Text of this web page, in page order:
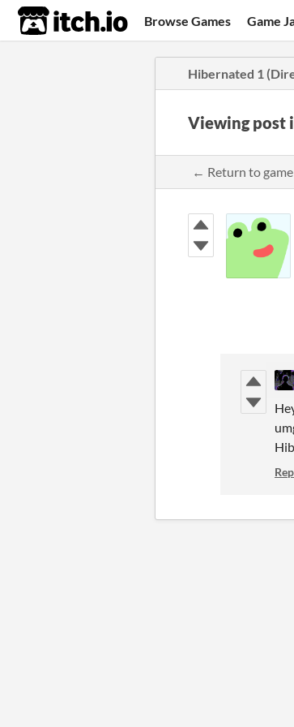
itch.io Browse Games Game
Hibernated 1
Viewing post
← Return to